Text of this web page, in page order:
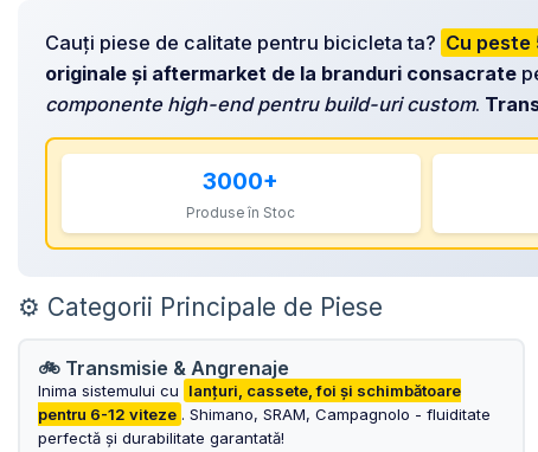
COSURI PENTRU BICICLETE
GHIDOLINE
MANSOANE
Pedale SPD
BORSETE SI GENTI
ANTIFURTURI
ZA Missinglink
SOLUTII TUBELESS
CAMERE DE BICICLETA
ACCESORII CAMERE
COLIERE ȘA
ACCESORII FRANE HIDRAULICE
DISTANTIERE
THRU AXLE
OCHELARI
Cauți piese de calitate pentru bicicleta ta? Cu
originale și aftermarket de la branduri consacrate
componente high-end pentru build-uri custom.
3000+
Produse în Stoc
⚙️ Categorii Principale de Piese
🚲 Transmisie & Angrenaje
Inima sistemului cu
lanțuri, cassete, foi și schimbătoare
pentru 6-12 viteze . Shimano, SRAM, Campagnolo - fluiditate
perfectă și durabilitate garantată!